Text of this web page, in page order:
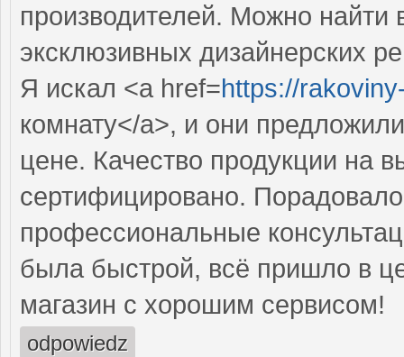
производителей. Можно найти
эксклюзивных дизайнерских
Я искал <a href=https://
комнату</a>, и они
цене. Качество продукции на
сертифицировано.
профессиональные
была быстрой, всё пришло в
магазин с хорошим сервисом!
odpowiedz